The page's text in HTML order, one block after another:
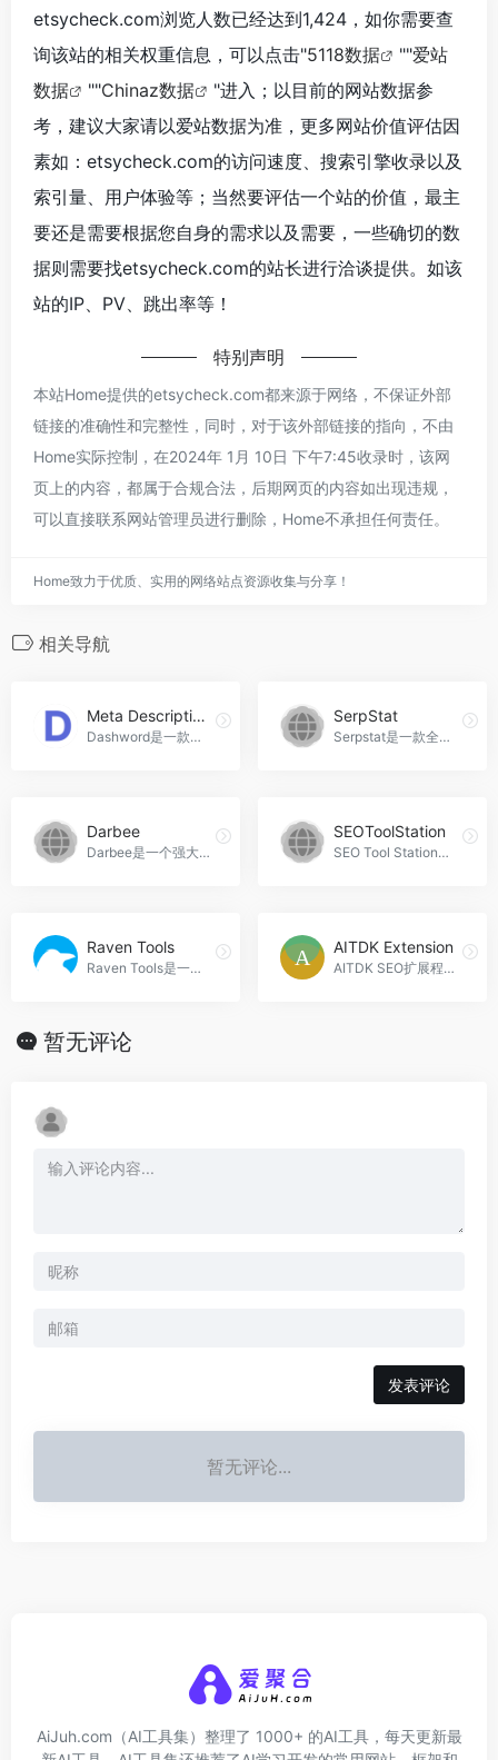
etsycheck.com浏览人数已经达到1,424，如你需要查
询该站的相关权重信息，可以点击"5118数据 ""爱站
数据
""Chinaz数据
"进入；以目前的网站数据参
考，建议大家请以爱站数据为准，更多网站价值评估因
素如：etsycheck.com的访问速度、搜索引擎收录以及
索引量、用户体验等；当然要评估一个站的价值，最主
要还是需要根据您自身的需求以及需要，一些确切的数
据则需要找etsycheck.com的站长进行洽谈提供。如该
站的IP、PV、跳出率等！
特别声明
本站Home提供的etsycheck.com都来源于网络，不保证外部
链接的准确性和完整性，同时，对于该外部链接的指向，不由
Home实际控制，在2024年 1月 10日 下午7:45收录时，该网
页上的内容，都属于合规合法，后期网页的内容如出现违规，
可以直接联系网站管理员进行删除，Home不承担任何责任。
Home致力于优质、实用的网络站点资源收集与分享！
相关导航
Meta Description Generator by Dashword
Dashword是一款基于人工智能技术的内容营销工具，可以帮助用户生成高质量的元描述和关键词建议，提高文章的点击率和搜索引擎排名，Meta Description Generator by Dashword官网入口网址
SerpStat
Serpstat是一款全面的SEO管理平台，提供关键词研究、竞争对手分析、网站审核、AI内容生成等功能，帮助用户快速实现搜索营销目标，SerpStat官网入口网址
Darbee
Darbee是一个强大的电子商务工具，利用人工智能为您的Etsy列表生成标题、描述和标签。Darbee官网入口网址
SEOToolStation
SEO Tool Station是一个免费的综合性小型SEO工具在线平台，提供了一系列强大的工具，包括关键词分析、反向链接检查等，帮助用户优化数字营销策略，SEOToolStation官网入口网址
Raven Tools
Raven Tools是一款集成了多种功能的SEO工具，可以帮助用户提升网站的有机流量和付费流量转化率，优化网站结构和内容，提高排名和流量，Raven Tools官网入口网址
AITDK Extension
AITDK SEO扩展程序是您网站SEO优化的得力助手，提供全面的分析和优化功能，助您轻松提升网站可见性和流量，AITDK Extension官网入口网址
暂无评论
发表评论
暂无评论...
AiJuh.com（AI工具集）整理了 1000+ 的AI工具，每天更新最